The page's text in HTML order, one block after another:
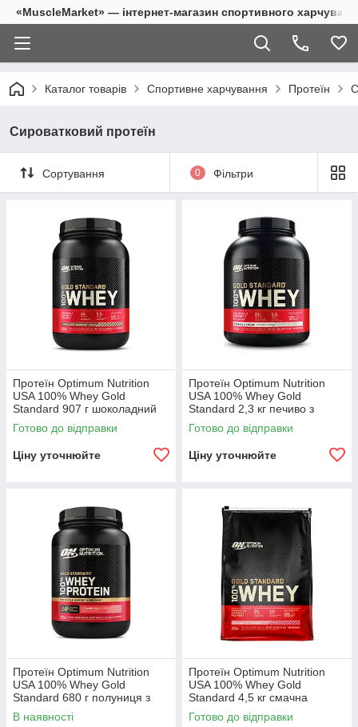
«MuscleMarket» — інтернет-магазин спортивного
Каталог товарів Спортивне харчування Протеїн
Сироватковий протеїн
Сортування 0 Фільтри
Протеїн Optimum Nutrition
USA 100% Whey Gold
Standard 907 г шоколадний
фундук (300002-1)
Готово до відправки
Ціну уточнюйте
Протеїн Optimum Nutrition
USA 100% Whey Gold
Standard 2,3 кг печиво з
вершками (300003-1)
Готово до відправки
Ціну уточнюйте
Протеїн Optimum Nutrition
USA 100% Whey Gold
Standard 680 г полуниця з
вершками (300004-1)
В наявності
Протеїн Optimum Nutrition
USA 100% Whey Gold
Standard 4,5 кг смачна
полуниця (300005-1)
Готово до відправки